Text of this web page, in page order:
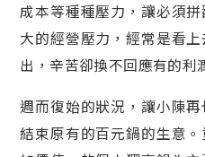
成本等種種壓力，讓必須
大的經營壓力，經常是看
出，辛苦卻換不回應有的利
週而復始的狀況，讓小陳
結束原有的百元鍋的生意